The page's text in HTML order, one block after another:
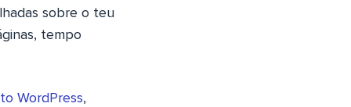
sobre o teu
tempo
WordPress,